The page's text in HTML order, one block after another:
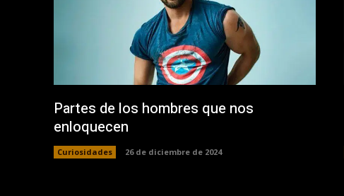
Partes de los hombres que nos
enloquecen
Curiosidades 26 de diciembre de 2024